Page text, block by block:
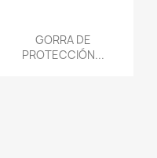
Vista rápida
GORRA DE
PROTECCIÓN...